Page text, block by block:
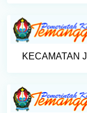
KECAMATAN